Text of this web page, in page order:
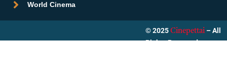
World Cinema
© 2025 Cinepettai – All
Rights Reserved